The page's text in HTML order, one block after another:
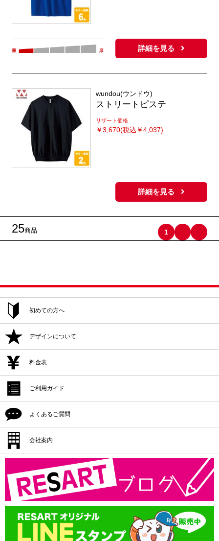
詳細を見る
wundou(ウンドウ)
ストリートピステ
リザート価格
￥3,670(税込￥4,037)
詳細を見る
25商品 1
初めての方へ
ご注文方法
追加注文・再注文
デザインについて
デザイン作成
デザイン入稿
プリント方法
プリントサイズ
書体一覧
料金表
デザイン作成
デザイン入稿
プリント方法
プリント色
プリントサイズ
書体一覧
ご利用ガイド
シルクプリント料金
インクジェットプリント料金
カッティングプリント料金
版代
オプション料
よくあるご質問
配送・納期
返品・交換・キャンセル
支払方法
領収書の発行
版代
会社案内